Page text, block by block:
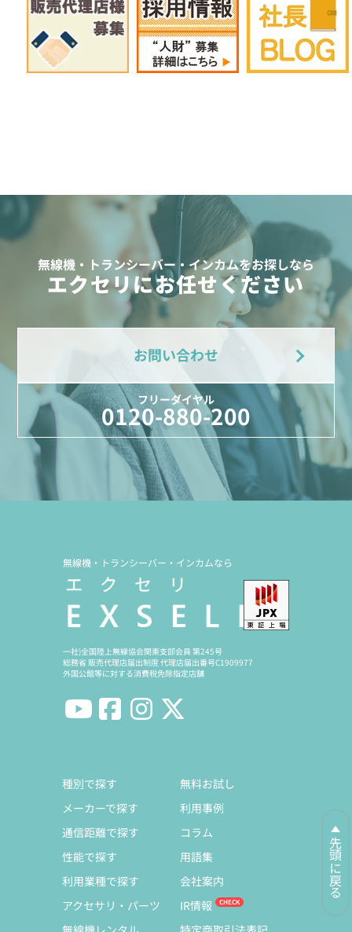
無線機・トランシーバー・インカムをお探しなら
エクセリにお任せください
お問い合わせ
フリーダイヤル
0120-880-200
先頭に戻る
無線機・トランシーバー・インカムなら
一社)全国陸上無線協会関東支部会員 第245号
総務省 販売代理店届出制度 代理店届出番号C1909977
外国公館等に対する消費税免除指定店舗
種別で探す
メーカーで探す
通信距離で探す
性能で探す
利用業種で探す
アクセサリ・パーツ
無料お試し
利用事例
コラム
用語集
会社案内
IR情報